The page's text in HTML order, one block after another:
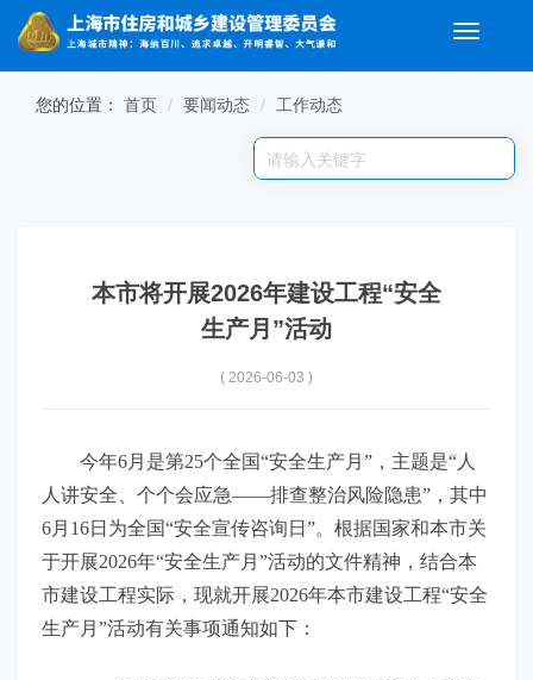
无障碍操作说明 跳转到网站导航区 跳转到主要内容区域
Toggle
您的位置： 首页 要闻动态 工作动态
本市将开展2026年建设工程“安全
生产月”活动
( 2026-06-03 )
今年6月是第25个全国“安全生产月”，主题是“人
人讲安全、个个会应急——排查整治风险隐患”，其中
6月16日为全国“安全宣传咨询日”。根据国家和本市关
于开展2026年“安全生产月”活动的文件精神，结合本
市建设工程实际，现就开展2026年本市建设工程“安全
生产月”活动有关事项通知如下：